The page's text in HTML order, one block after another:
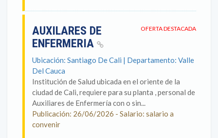
OFERTA DESTACADA
AUXILARES DE
ENFERMERIA
Ubicación: Santiago De Cali | Departamento: Valle
Del Cauca
Institución de Salud ubicada en el oriente de la
ciudad de Cali, requiere para su planta , personal de
Auxiliares de Enfermería con o sin...
Publicación: 26/06/2026 - Salario: salario a
convenir